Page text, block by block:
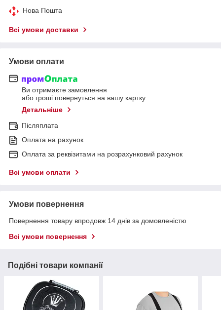
Нова Пошта
Всі умови доставки
Умови оплати
Ви отримаєте замовлення
або гроші повернуться на вашу картку
Детальніше
Післяплата
Оплата на рахунок
Оплата за реквізитами на розрахунковий рахунок
Всі умови оплати
Умови повернення
Повернення товару впродовж 14 днів за домовленістю
Всі умови повернення
Подібні товари компанії